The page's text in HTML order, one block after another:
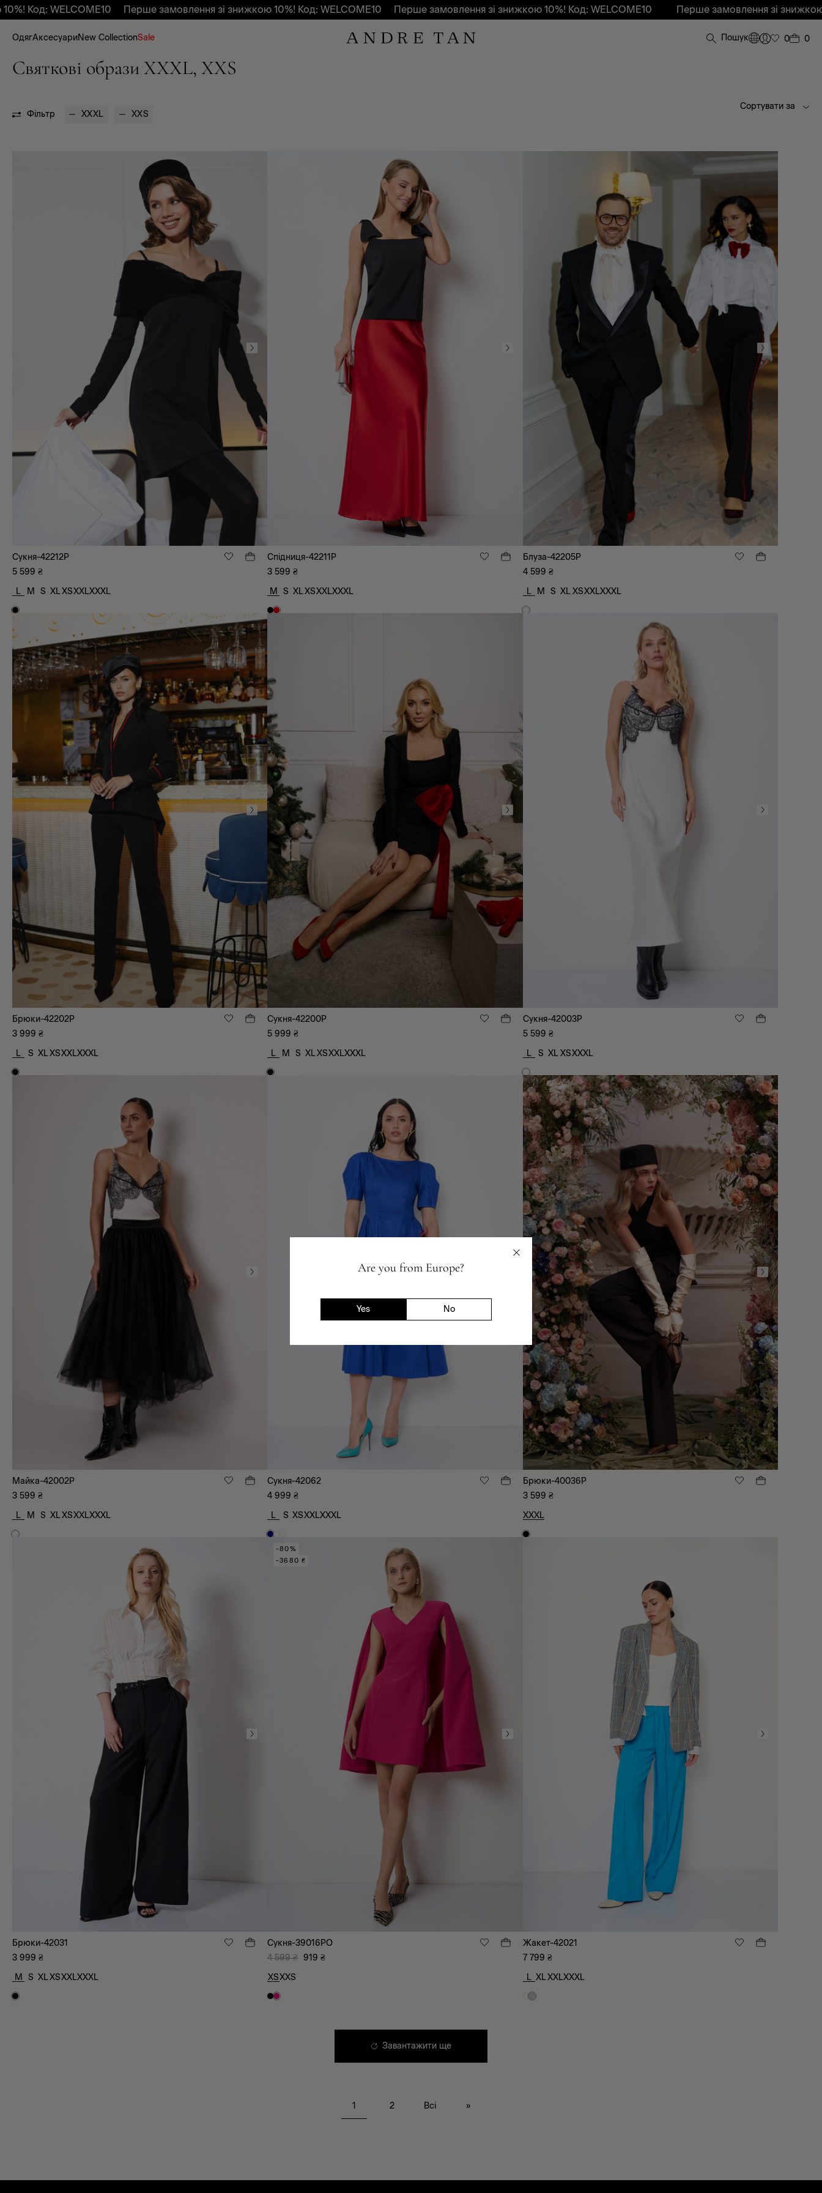
Are you from Europe?
Yes No
Перше замовлення зі знижкою 10%! Код: WELCOME10 Перше замовлення зі знижкою 10%! Код: WELCOME10 Перше замовлення зі знижкою 10%! Код:
ОдягАксесуариNew CollectionSale Пошук 0 0
Святкові образи XXXL, XXS
Фільтр XXXL XXS
Сортувати за
Сукня-42212P
5 599 ₴
L
M S XLXSXXLXXXL
Спідниця-42211P
3 599 ₴
M
S XLXSXXLXXXL
Блуза-42205P
4 599 ₴
L
M S XLXSXXLXXXL
Брюки-42202P
3 999 ₴
L
S XLXSXXLXXXL
Сукня-42200P
5 999 ₴
L
M S XLXSXXLXXXL
Сукня-42003P
5 599 ₴
L
S XLXSXXXL
Майка-42002P
3 599 ₴
L
M S XLXSXXLXXXL
Сукня-42062
4 999 ₴
L
S XSXXLXXXL
Брюки-40036P
3 599 ₴
XXXL
Брюки-42031
3 999 ₴
M
S XLXSXXLXXXL
-80%
-3680 ₴
Сукня-39016PO
4 599 ₴ 919 ₴
XSXXS
Жакет-42021
7 799 ₴
L XLXXLXXXL
Завантажити ще
1 2 Всі »